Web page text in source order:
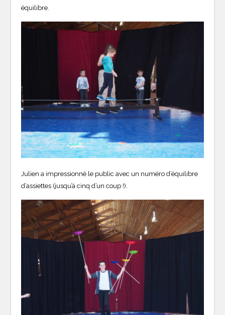
équilibre.
Julien a impressionné le public avec un numéro d’équilibre
d’assiettes (jusqu’à cinq d’un coup !).